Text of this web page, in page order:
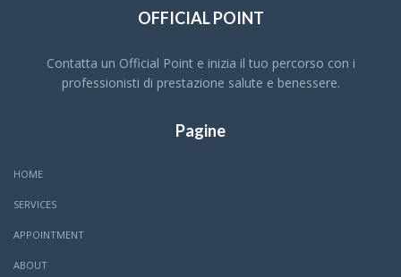
OFFICIAL POINT
Contatta un Official Point e inizia il tuo percorso con i
professionisti di prestazione salute e benessere.
Pagine
HOME
SERVICES
APPOINTMENT
ABOUT